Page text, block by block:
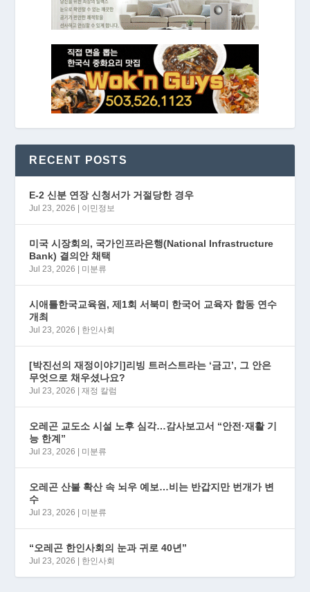
RECENT POSTS
E-2 신분 연장 신청서가 거절당한 경우
Jul 23, 2026 이민정보
미국 시장회의, 국가인프라은행(National Infrastructure
Bank) 결의안 채택
Jul 23, 2026 미분류
시애틀한국교육원, 제1회 서북미 한국어 교육자 합동 연수
개최
Jul 23, 2026 한인사회
[박진선의 재정이야기]리빙 트러스트라는 ‘금고’, 그 안은
무엇으로 채우셨나요?
Jul 23, 2026 |재정 칼럼
오레곤 교도소 시설 노후 심각…감사보고서 “안전·재활 기
능 한계”
Jul 23, 2026 미분류
오레곤 산불 확산 속 뇌우 예보…비는 반갑지만 번개가 변
수
Jul 23, 2026 미분류
“오레곤 한인사회의 눈과 귀로 40년”
Jul 23, 2026 한인사회